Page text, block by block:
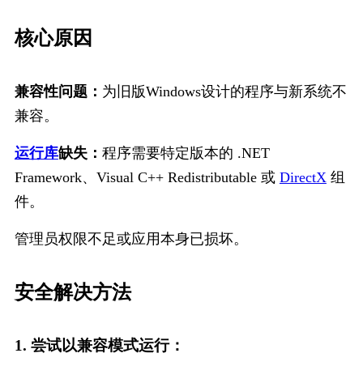
核心原因
兼容性问题： 为旧版Windows设计的程序与新系统不
兼容。
运行库缺失： 程序需要特定版本的 .NET
Framework、Visual C++ Redistributable 或 DirectX 组
件。
管理员权限不足或应用本身已损坏。
安全解​决方法
1. 尝试以兼容模式运行：